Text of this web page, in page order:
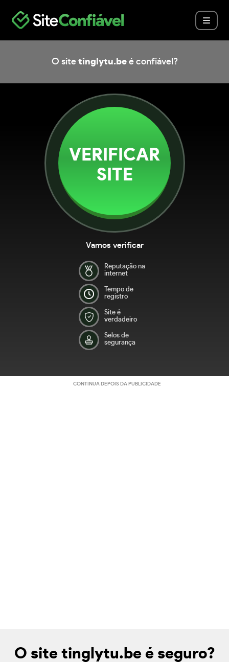
O site tinglytu.beé confiável?
VERIFICAR
SITE
Vamos verificar
Reputação na
internet
Tempo de
registro
Site é
verdadeiro
Selos de
segurança
CONTINUA DEPOIS DA PUBLICIDADE
O site tinglytu.be é seguro?